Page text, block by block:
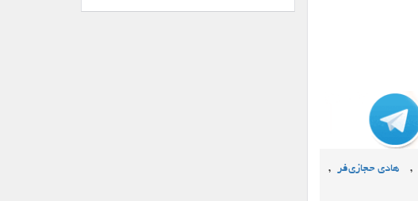
, هادی حجازی‌فر ,